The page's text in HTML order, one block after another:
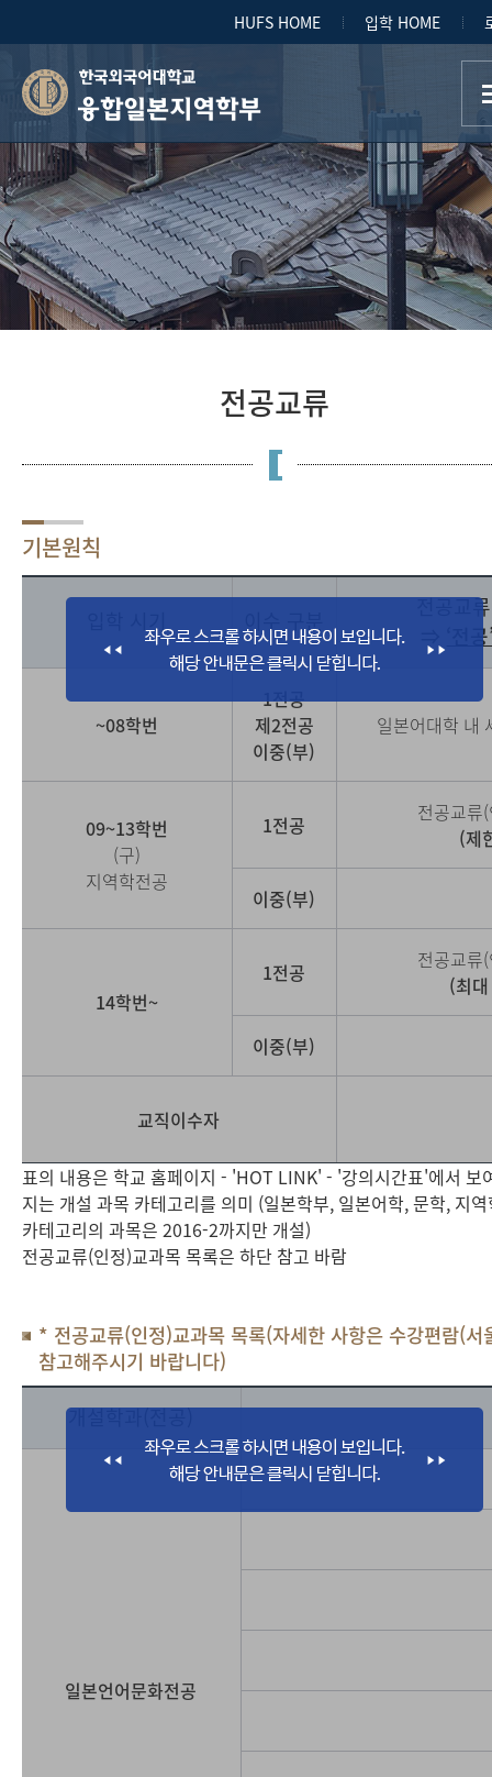
HUFS HOME 입학 HOME
융합일본지역학부
전공교류
기본원칙
입학 시기
전공교
‘전
~08학번
1전공
제2전공
이중(부)
일본어대학 내
09~13학번
(구)
지역학전공
1전공
전공교류
(제
이중(부)
14학번~
1전공
전공교류
(최
이중(부)
교직이수자
표의 내용은 학교 홈페이지 - 'HOT LINK' - '강의시간표'에서 보
지는 개설 과목 카테고리를 의미 (일본학부, 일본어학, 문학, 지
카테고리의 과목은 2016-2까지만 개설)
전공교류(인정)교과목 목록은 하단 참고 바람
* 전공교류(인정)교과목 목록(자세한 사항은 수강편람(서
참고해주시기 바랍니다)
개설학과(전공)
일본언어문화전공